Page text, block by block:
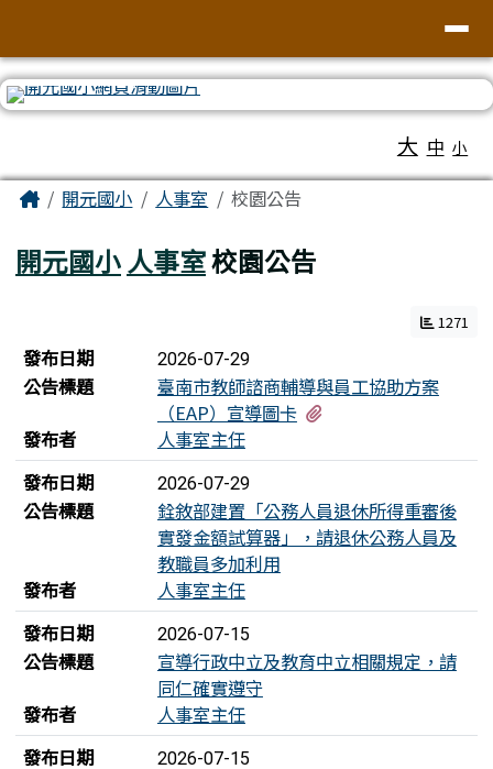
臺南市北區開元國民小學全球資訊網
大 中 小
主內容區域
Home開元國小 人事室 校園公告
開元國小 人事室校園公告
1271
新聞列表
發布日期 2026-07-29
公告標題
臺南市教師諮商輔導與員工協助方案
（EAP）宣導圖卡
發布者
人事室主任
發布日期
2026-07-29
公告標題
銓敘部建置「公務人員退休所得重審後
實發金額試算器」，請退休公務人員及
教職員多加利用
發布者
人事室主任
發布日期
2026-07-15
公告標題
宣導行政中立及教育中立相關規定，請
同仁確實遵守
發布者
人事室主任
發布日期
2026-07-15
頁尾區域